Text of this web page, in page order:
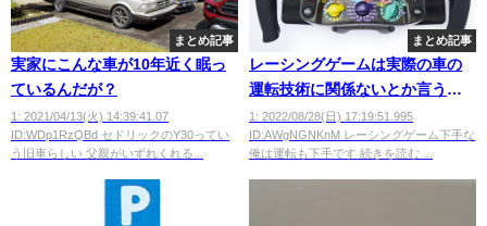
まとめ記事
実家にこんな車が10年近く眠っ
ているんだが？
1: 2021/04/13(火) 14:39:41.07
ID:WDp1RzQBd セドリックのY30ってい
う旧車らしい 父親がいずれくれる...
まとめ記事
レーシングゲームは実際の車の
運転技術に関係ないとか言うけ
どさ
1: 2022/08/28(日) 17:19:51.995
ID:AWgNGNKnM レーシングゲーム下手な
俺は運転も下手です 続きを読む ...